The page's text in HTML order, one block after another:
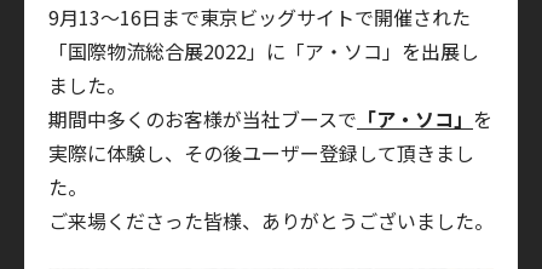
9月13～16日まで東京ビッグサイトで開催された
「国際物流総合展2022」に「ア・ソコ」を出展し
ました。
期間中多くのお客様が当社ブースで 「ア・ソコ」 を
実際に体験し、その後ユーザー登録して頂きまし
た。
ご来場くださった皆様、ありがとうございました。